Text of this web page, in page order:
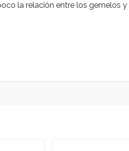
la relación entre los gemelos